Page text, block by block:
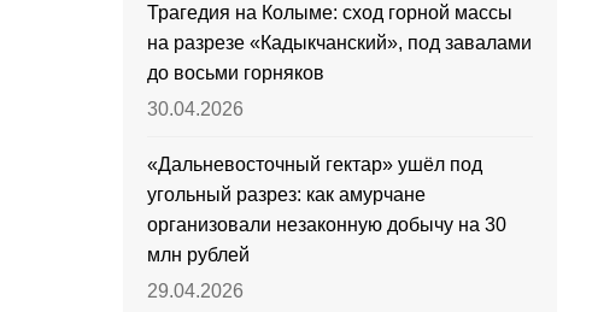
Трагедия на Колыме: сход горной массы
на разрезе «Кадыкчанский», под завалами
до восьми горняков
30.04.2026
«Дальневосточный гектар» ушёл под
угольный разрез: как амурчане
организовали незаконную добычу на 30
млн рублей
29.04.2026